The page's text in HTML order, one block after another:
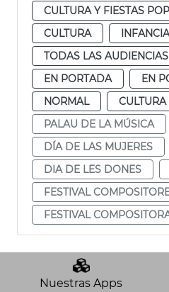
CULTURA Y FIESTAS
CULTURA
TODAS LAS AUDIENCIAS
EN PORTADA
EN
NORMAL
CULTURA
PALAU DE LA MÚSICA
DÍA DE LAS MUJERES
DIA DE LES DONES
FESTIVAL
FESTIVAL
Nuestras Apps